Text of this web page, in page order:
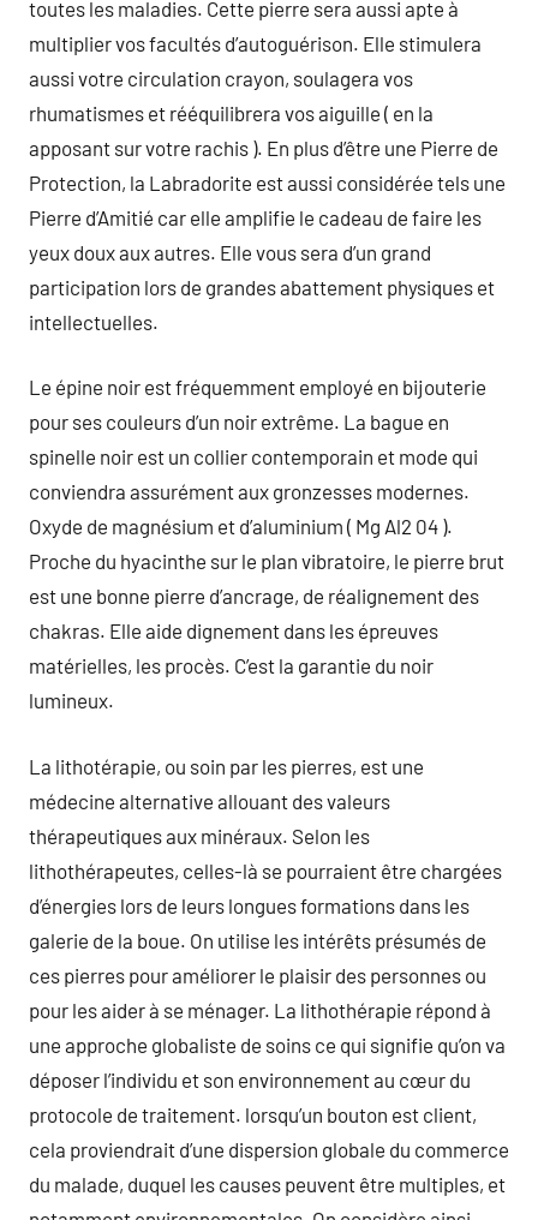
toutes les maladies. Cette pierre sera aussi apte à
multiplier vos facultés d’autoguérison. Elle stimulera
aussi votre circulation crayon, soulagera vos
rhumatismes et rééquilibrera vos aiguille ( en la
apposant sur votre rachis ). En plus d’être une Pierre de
Protection, la Labradorite est aussi considérée tels une
Pierre d’Amitié car elle amplifie le cadeau de faire les
yeux doux aux autres. Elle vous sera d’un grand
participation lors de grandes abattement physiques et
intellectuelles.
Le épine noir est fréquemment employé en bijouterie
pour ses couleurs d’un noir extrême. La bague en
spinelle noir est un collier contemporain et mode qui
conviendra assurément aux gronzesses modernes.
Oxyde de magnésium et d’aluminium ( Mg Al2 04 ).
Proche du hyacinthe sur le plan vibratoire, le pierre brut
est une bonne pierre d’ancrage, de réalignement des
chakras. Elle aide dignement dans les épreuves
matérielles, les procès. C’est la garantie du noir
lumineux.
La lithotérapie, ou soin par les pierres, est une
médecine alternative allouant des valeurs
thérapeutiques aux minéraux. Selon les
lithothérapeutes, celles-là se pourraient être chargées
d’énergies lors de leurs longues formations dans les
galerie de la boue. On utilise les intérêts présumés de
ces pierres pour améliorer le plaisir des personnes ou
pour les aider à se ménager. La lithothérapie répond à
une approche globaliste de soins ce qui signifie qu’on va
déposer l’individu et son environnement au cœur du
protocole de traitement. lorsqu’un bouton est client,
cela proviendrait d’une dispersion globale du commerce
du malade, duquel les causes peuvent être multiples, et